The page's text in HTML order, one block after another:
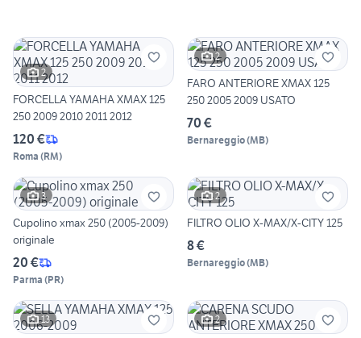
2
FORCELLA YAMAHA XMAX 125
250 2009 2010 2011 2012
120 €
Roma (RM)
2
FARO ANTERIORE XMAX 125
250 2005 2009 USATO
70 €
Bernareggio(MB)
3
Cupolino xmax 250 (2005-2009)
originale
20 €
Parma (PR)
2
FILTRO OLIO X-MAX/X-CITY 125
8 €
Bernareggio(MB)
13 2